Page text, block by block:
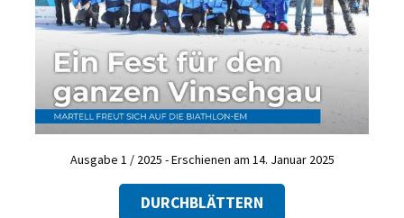
Ausgabe 1 / 2025 - Erschienen am 14. Januar 2025
DURCHBLÄTTERN